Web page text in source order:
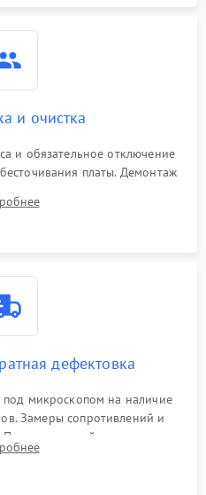
и очистка
и обязательное отключение
платы. Демонтаж
с кристаллов чипов.
дефектовка
микроскопом на наличие
Замеры сопротивлений и
цепей питания,
и видеочипа.